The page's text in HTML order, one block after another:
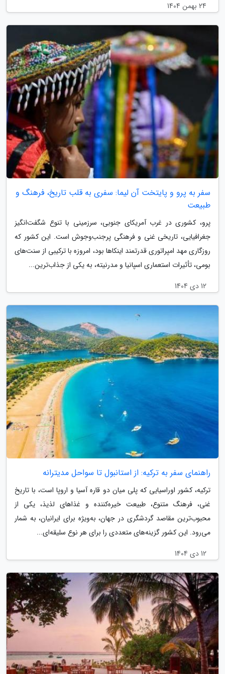
24 بهمن 1404
سفر به پرو و پایتخت آن لیما: سفری به قلب تاریخ، فرهنگ و
طبیعت
پرو، کشوری در غرب آمریکای جنوبی، سرزمینی با تنوع شگفت‌انگیز
جغرافیایی، تاریخی غنی و فرهنگی پرجنب‌وجوش است. این کشور که
روزگاری مهد امپراتوری قدرتمند اینکاها بود، امروزه با ترکیبی از سنت‌های
بومی، تأثیرات استعماری اسپانیا و مدرنیته، به یکی از جذاب‌ترین...
12 دی 1404
راهنمای سفر به ترکیه: از استانبول تا سواحل مدیترانه
ترکیه، کشور اوراسیایی که پلی میان دو قاره آسیا و اروپا است، با تاریخ
غنی، فرهنگ متنوع، طبیعت خیره‌کننده و غذاهای لذیذ، یکی از
محبوب‌ترین مقاصد گردشگری در جهان، به‌ویژه برای ایرانیان، به شمار
می‌رود. این کشور گزینه‌های متعددی را برای هر نوع سلیقه‌ای...
12 دی 1404